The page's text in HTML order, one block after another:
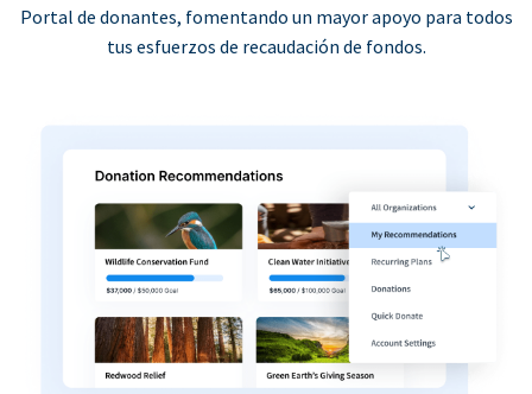
Portal de donantes, fomentando un mayor apoyo para todos
tus esfuerzos de recaudación de fondos.